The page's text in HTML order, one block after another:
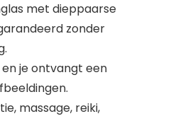
met dieppaarse
zonder
je ontvangt een
massage, reiki,